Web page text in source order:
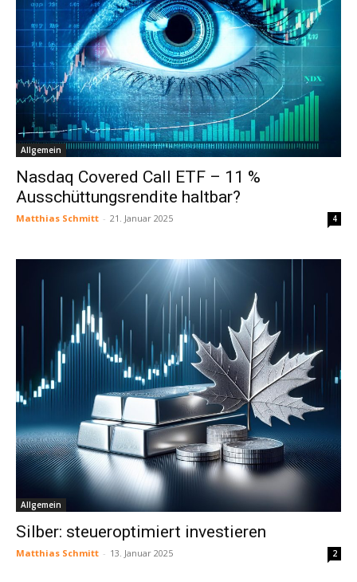
Allgemein
Nasdaq Covered Call ETF – 11 %
Ausschüttungsrendite haltbar?
Matthias Schmitt - 21. Januar 2025 4
Allgemein
Silber: steueroptimiert investieren
Matthias Schmitt - 13. Januar 2025 2